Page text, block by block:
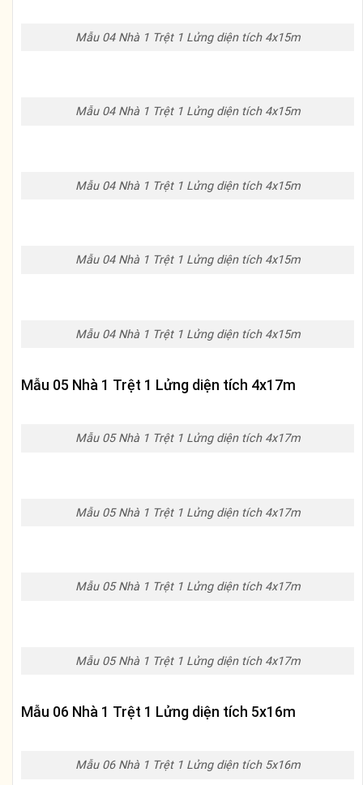
Mẫu 04 Nhà 1 Trệt 1 Lửng diện tích 4x15m
Mẫu 04 Nhà 1 Trệt 1 Lửng diện tích 4x15m
Mẫu 04 Nhà 1 Trệt 1 Lửng diện tích 4x15m
Mẫu 04 Nhà 1 Trệt 1 Lửng diện tích 4x15m
Mẫu 04 Nhà 1 Trệt 1 Lửng diện tích 4x15m
Mẫu 05 Nhà 1 Trệt 1 Lửng diện tích 4x17m
Mẫu 05 Nhà 1 Trệt 1 Lửng diện tích 4x17m
Mẫu 05 Nhà 1 Trệt 1 Lửng diện tích 4x17m
Mẫu 05 Nhà 1 Trệt 1 Lửng diện tích 4x17m
Mẫu 05 Nhà 1 Trệt 1 Lửng diện tích 4x17m
Mẫu 06 Nhà 1 Trệt 1 Lửng diện tích 5x16m
Mẫu 06 Nhà 1 Trệt 1 Lửng diện tích 5x16m